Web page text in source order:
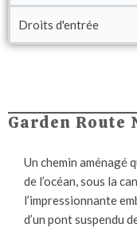
Droits d'entrée
Garden Route
Un chemin aménagé
de l’océan, sous la
l’impressionnante
d’un pont suspendu